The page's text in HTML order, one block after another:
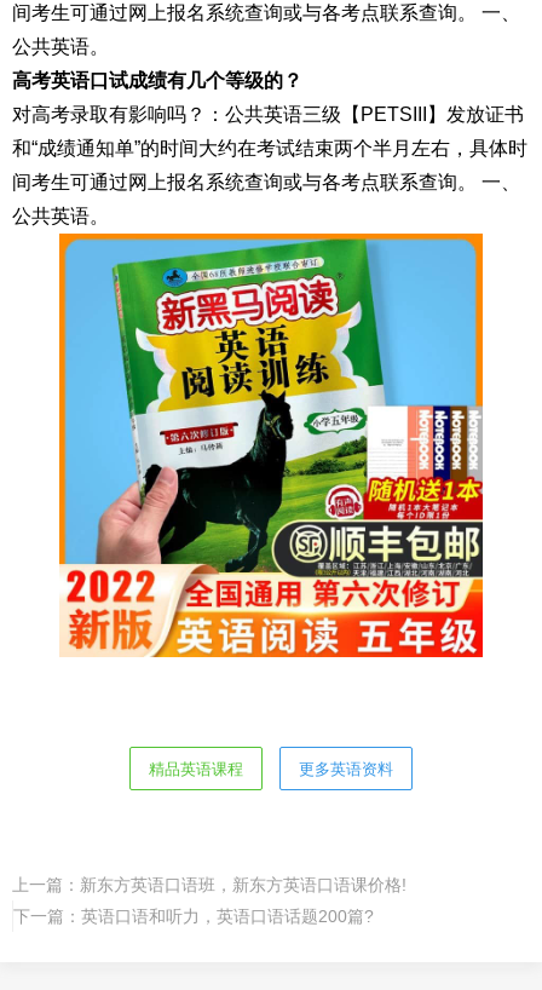
间考生可通过网上报名系统查询或与各考点联系查询。 一、
公共英语。
高考英语口试成绩有几个等级的？
对高考录取有影响吗？：公共英语三级【PETSIII】发放证书
和“成绩通知单”的时间大约在考试结束两个半月左右，具体时
间考生可通过网上报名系统查询或与各考点联系查询。 一、
公共英语。
精品英语课程 更多英语资料
上一篇： 新东方英语口语班，新东方英语口语课价格!
下一篇： 英语口语和听力，英语口语话题200篇?